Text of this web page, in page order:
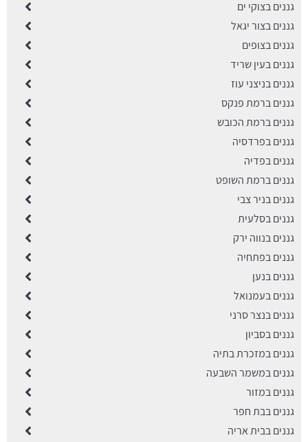
גננים בצוקי ים
גננים בצור יגאל
גננים בצופים
גננים בעין שריד
גננים בניצני עוז
גננים ברמת פנקס
גננים ברמת הכובש
גננים בפרדסיה
גננים בפדיה
גננים ברמת השופט
גננים בניר צבי
גננים בסלעית
גננים בנווה ירק
גננים בפתחיה
גננים בנען
גננים בעמנואל
גננים בנצר סרני
גננים בסביון
גננים במזכרת בתיה
גננים במשמר השבעה
גננים במזור
גננים בבת חפר
גננים בבית אריה